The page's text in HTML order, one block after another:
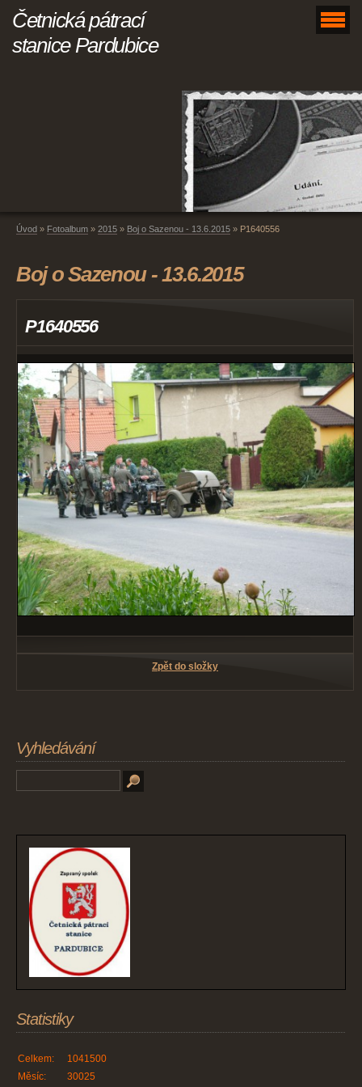
Četnická pátrací
stanice Pardubice
Úvod » Fotoalbum » 2015 » Boj o Sazenou - 13.6.2015 » P1640556
Boj o Sazenou - 13.6.2015
P1640556
Zpět do složky
Vyhledávání
Statistiky
Celkem:
1041500
Měsíc:
30025